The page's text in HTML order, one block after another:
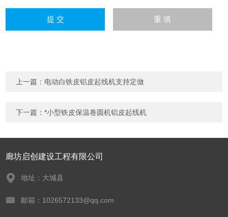
上一篇： 电动白铁皮铝皮起线机支持定做
下一篇：*小型铁皮保温卷圆机铝皮起线机
廊坊启创建设工程有限公司
地址：大城县
邮箱：1026572133@qq.com